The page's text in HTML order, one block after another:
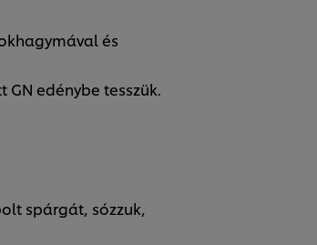
és
GN edénybe tesszük.
spárgát, sózzuk,